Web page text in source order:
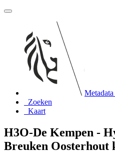
Zoeken
Kaart
H3O-De Kempen -
Breuken Oosterhout